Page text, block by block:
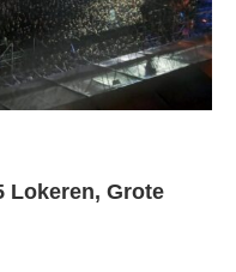
Lokeren, Grote